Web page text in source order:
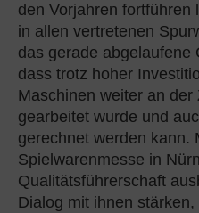
den Vorjahren
in allen vertretenen
das gerade abgelaufene
dass trotz hoher
Maschinen weiter an
gearbeitet wurde und
gerechnet werden kann.
Spielwarenmesse in
Qualitätsführerschaft
Dialog mit ihnen